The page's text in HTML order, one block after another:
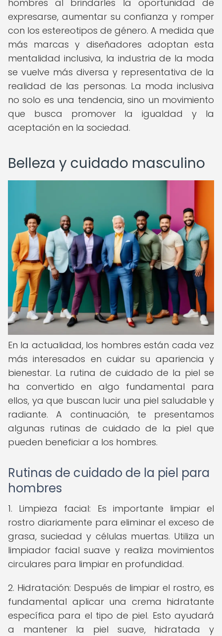
hombres al brindarles la oportunidad de
expresarse, aumentar su confianza y romper
con los estereotipos de género. A medida que
más marcas y diseñadores adoptan esta
mentalidad inclusiva, la industria de la moda
se vuelve más diversa y representativa de la
realidad de las personas. La moda inclusiva
no solo es una tendencia, sino un movimiento
que busca promover la igualdad y la
aceptación en la sociedad.
Belleza y cuidado masculino
En la actualidad, los hombres están cada vez
más interesados en cuidar su apariencia y
bienestar. La rutina de cuidado de la piel se
ha convertido en algo fundamental para
ellos, ya que buscan lucir una piel saludable y
radiante. A continuación, te presentamos
algunas rutinas de cuidado de la piel que
pueden beneficiar a los hombres.
Rutinas de cuidado de la piel para
hombres
1. Limpieza facial: Es importante limpiar el
rostro diariamente para eliminar el exceso de
grasa, suciedad y células muertas. Utiliza un
limpiador facial suave y realiza movimientos
circulares para limpiar en profundidad.
2. Hidratación: Después de limpiar el rostro, es
fundamental aplicar una crema hidratante
específica para el tipo de piel. Esto ayudará
a mantener la piel suave, hidratada y